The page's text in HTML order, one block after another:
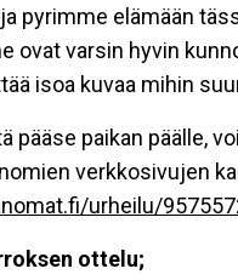
pyrimme elämään
ovat varsin hyvin
isoa kuvaa mihin
pääse paikan päälle,
verkkosivujen
urheilu/
ottelu;